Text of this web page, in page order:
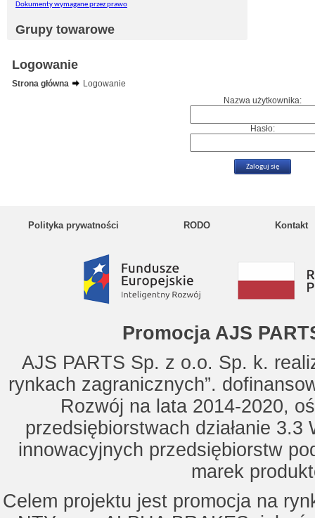
Dokumenty wymagane przez prawo
Grupy towarowe
Logowanie
Strona główna
Logowanie
Nazwa użytkownika:
Hasło:
Polityka prywatności RODO Kontakt
Promocja AJS
AJS PARTS Sp. z o.o. Sp. k.
rynkach zagranicznych”.
Rozwój na lata 2014-2020,
przedsiębiorstwach działanie
innowacyjnych przedsiębiorstw
marek
Celem projektu jest promocja na